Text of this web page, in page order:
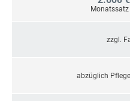
zzgl.
abzüglich